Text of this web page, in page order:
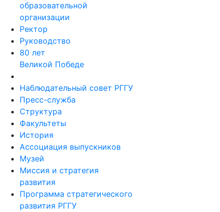
образовательной
организации
Ректор
Руководство
80 лет
Великой Победе
Наблюдательный совет РГГУ
Пресс-служба
Структура
Факультеты
История
Ассоциация выпускников
Музей
Миссия и стратегия
развития
Программа стратегического
развития РГГУ